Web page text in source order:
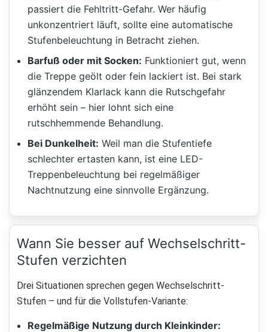
passiert die Fehltritt-Gefahr. Wer häufig
unkonzentriert läuft, sollte eine automatische
Stufenbeleuchtung in Betracht ziehen.
Barfuß oder mit Socken: Funktioniert gut, wenn
die Treppe geölt oder fein lackiert ist. Bei stark
glänzendem Klarlack kann die Rutschgefahr
erhöht sein – hier lohnt sich eine
rutschhemmende Behandlung.
Bei Dunkelheit: Weil man die Stufentiefe
schlechter ertasten kann, ist eine LED-
Treppenbeleuchtung bei regelmäßiger
Nachtnutzung eine sinnvolle Ergänzung.
Wann Sie besser auf Wechselschritt-
Stufen verzichten
Drei Situationen sprechen gegen Wechselschritt-
Stufen – und für die Vollstufen-Variante:
Regelmäßige Nutzung durch Kleinkinder: